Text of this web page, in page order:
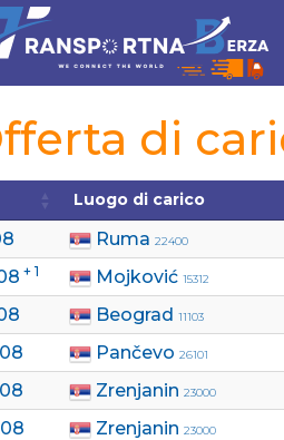
di
Luogo di carico
Ruma 22400
+ 1 Mojković 15312
Beograd 11103
Pančevo 26101
Zrenjanin 23000
Zrenjanin 23000